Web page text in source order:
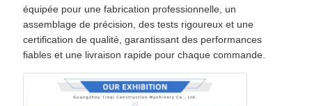
équipée pour une fabrication professionnelle, un
assemblage de précision, des tests rigoureux et une
certification de qualité, garantissant des performances
fiables et une livraison rapide pour chaque commande.